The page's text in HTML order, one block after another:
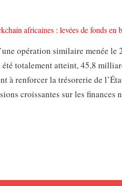
africaines : levées de fonds en
opération similaire menée le
totalement atteint, 45,8
à renforcer la trésorerie de
croissantes sur les finances